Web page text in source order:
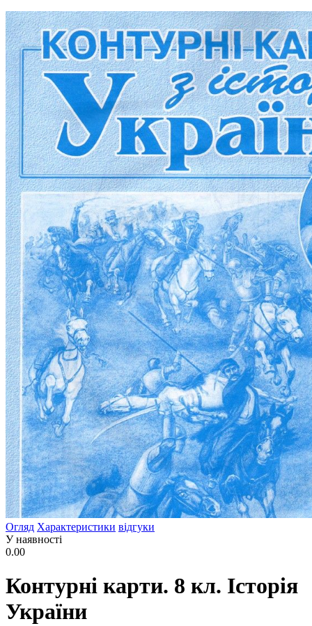
Огляд Характеристики відгуки
У наявності
0.00
Контурні карти. 8 кл. Історія
України